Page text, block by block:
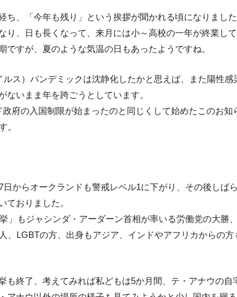
ち、「今年も残り」という挨拶が聞かれる頃になりました
り、日も長くなって、来月には小～高校の一年が終業し
ですが、夏のような気温の日もあったようですね。
ス）パンデミックは沈静化したかと思えば、また陽性
ないまま年を跨ごうとしています。
府の入国制限が始まったのと同じくして始めたこのお知
。
日からオークランドも警戒レベル1に下がり、その後しば
ておりました。
」もジャシンダ・アーダーン首相が率いる労働党の大勝
、LGBTの方、出身もアジア、インドやアフリカからの
も終了、考えてみれば私どもは5か月間、テ・アナウの